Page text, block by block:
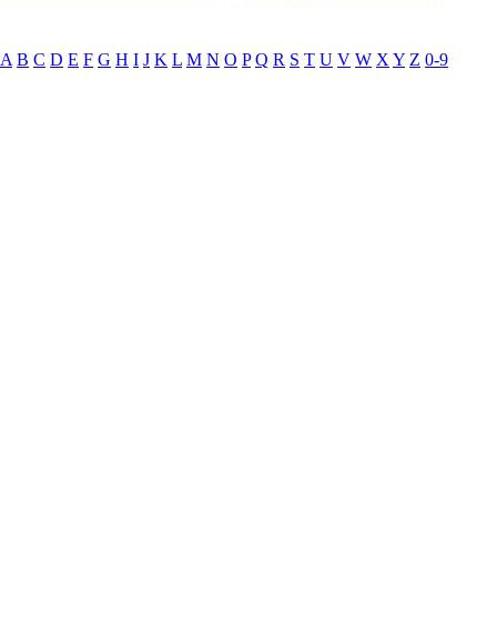
A B C D E F G H I J K L M N O P Q R S T U V W X Y Z 0-9